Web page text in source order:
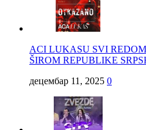
ACI LUKASU SVI
ŠIROM REPUBLIKE
децембар 11, 2025 0